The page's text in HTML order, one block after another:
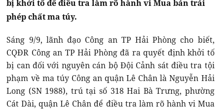
bị khởi tố để điều tra làm rõ hành vi Mua bán trái
phép chất ma túy.
Sáng 9/9, lãnh đạo Công an TP Hải Phòng cho biết,
CQĐR Công an TP Hải Phòng đã ra quyết định khởi tố
bị can đối với nguyên cán bộ Đội Cảnh sát điều tra tội
phạm về ma túy Công an quận Lê Chân là Nguyễn Hải
Long (SN 1988), trú tại số 318 Hai Bà Trưng, phường
Cát Dài, quận Lê Chân để điều tra làm rõ hành vi Mua